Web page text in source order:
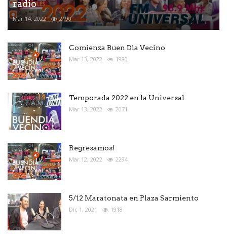
radio
Mar 14, 2022 2190
Comienza Buen Dìa Vecino
Mar 13, 2022 1980
Temporada 2022 en la Universal
Mar 13, 2022 2071
Regresamos!
Mar 12, 2022 2294
5/12 Maratonata en Plaza Sarmiento
Dic 1, 2021 1918